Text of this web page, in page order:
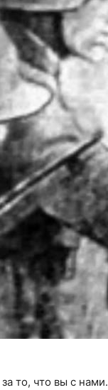
то, что вы с нами.